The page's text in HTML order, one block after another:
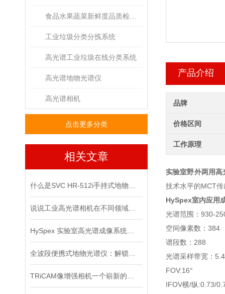
工业垃圾分类分拣系统
高光谱工业垃圾在线分类系统
高光谱地物光谱仪
高光谱相机
点击更多分类
相关文章
产品介绍
品牌
价格区间
工作原理
实验室野外两用
技术水平的MCT
HySpex室内应用
光谱范围：930-
空间像素数：384
谱段数：288
光谱采样带宽：
FOV:16°
IFOV横/纵:0.73/